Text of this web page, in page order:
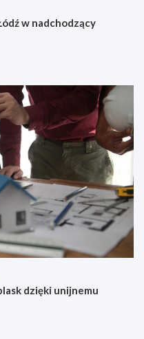
w nadchodzący
dzięki unijnemu